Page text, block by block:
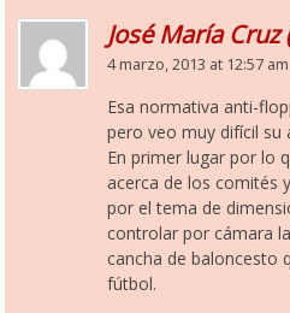
José María
4 marzo, 2013 at 12:57 am
Esa normativa anti-
pero veo muy difícil su
En primer lugar por lo
acerca de los comités
por el tema de
controlar por cámara
cancha de baloncesto
fútbol.